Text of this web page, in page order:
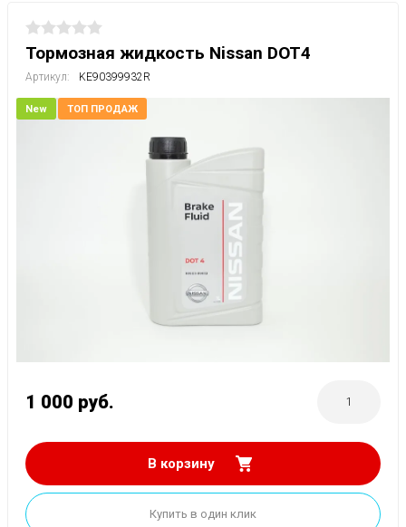
Тормозная жидкость Nissan DOT4
Артикул: KE90399932R
New ТОП ПРОДАЖ
1 000 руб.
В корзину
Купить в один клик